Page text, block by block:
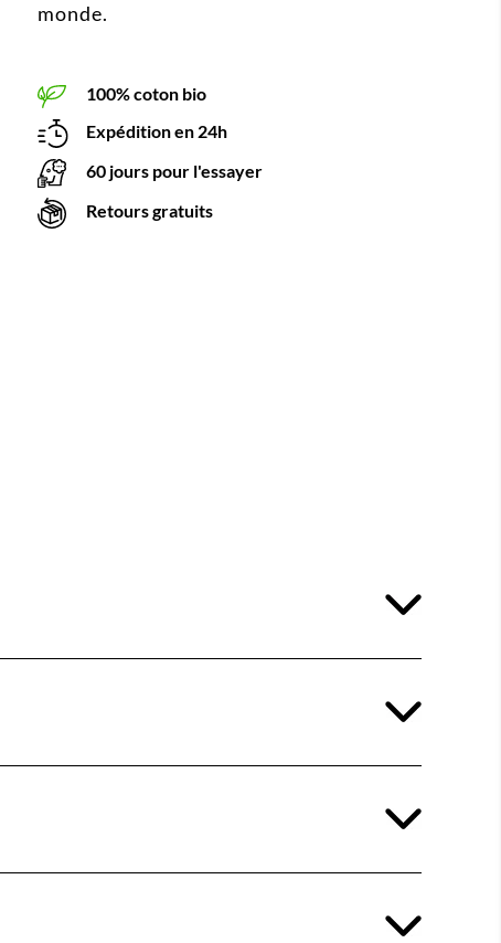
monde.
100% coton bio
Expédition en 24h
60 jours pour l'essayer
Retours gratuits